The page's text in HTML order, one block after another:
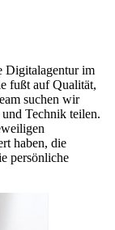
Digitalagentur im
fußt auf Qualität,
suchen wir
Technik teilen.
haben, die
persönliche